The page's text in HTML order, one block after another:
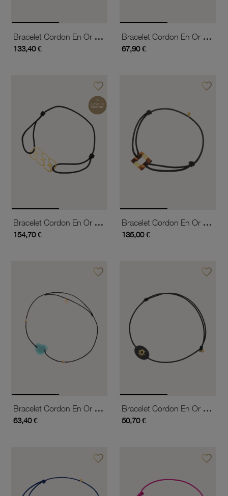
Bracelet Cordon En Or Gris Et Laque Pailletée
133,40 €
Bracelet Cordon En Or Jaune
67,90 €
favorite_borderAjouter à vos favoris
Bracelet Cordon En Or Jaune
154,70 €
favorite_borderAjouter
Bracelet Cordon En Or Jaune Et Acétate, Carré
135,00 €
favorite_borderAjouter à vos favoris
Bracelet Cordon En Or Jaune Et Amazonite
63,40 €
favorite_borderAjouter
Bracelet Cordon En Or Jaune Et Onyx, Soleil
50,70 €
favorite_borderAjouter à vos favoris favorite_borderAjouter